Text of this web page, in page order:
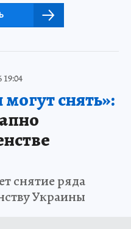
снять»:
снятие ряда
Украины